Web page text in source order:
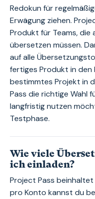
Redokun für
Erwägung ziehen.
Produkt für Teams, die
übersetzen müssen.
auf alle
fertiges Produkt in den
bestimmtes Projekt in
Pass die richtige Wahl
langfristig nutzen
Testphase.
Wie viele
ich einladen?
Project Pass
pro Konto kannst du